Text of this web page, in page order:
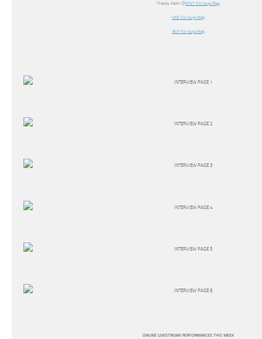
Thanks, Karim 🙂VISIT For Guys Mag
LIKE For Guys Mag
BUY For Guys Mag
ONLINE LIVESTREAM PERFORMANCES THIS WEEK